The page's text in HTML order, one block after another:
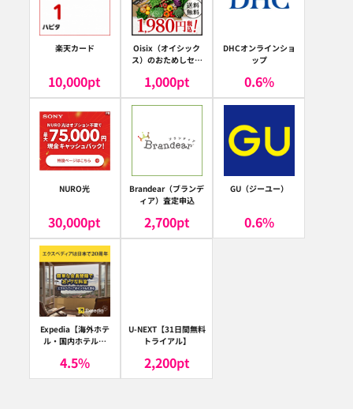
楽天カード
10,000pt
Oisix（オイシック
ス）のおためしセッ
1,000pt
DHCオンラインショ
ップ
0.6%
NURO光
30,000pt
Brandear（ブランデ
ィア）査定申込
2,700pt
GU（ジーユー）
0.6%
Expedia【海外ホテ
ル・国内ホテル予
ア）
4.5%
U-NEXT【31日間無料
トライアル】
2,200pt